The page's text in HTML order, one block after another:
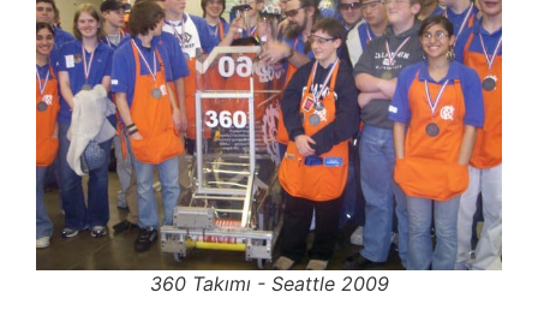
360 Takımı - Seattle 2009